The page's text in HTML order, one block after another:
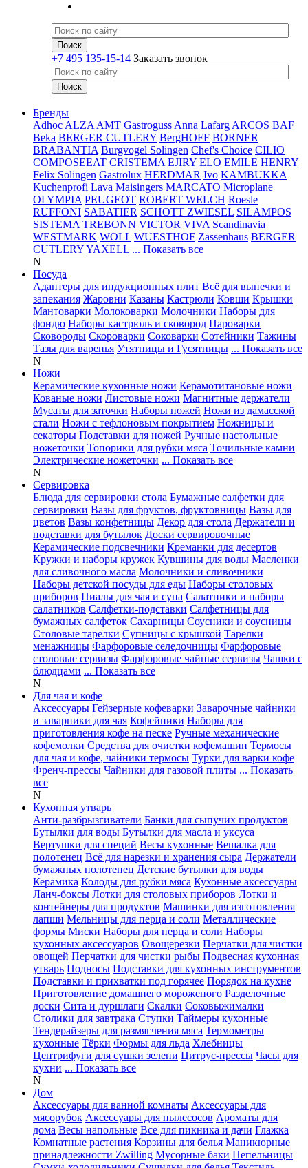
+7 495 135-15-14 Заказать звонок
Бренды
Adhoc ALZA AMT Gastroguss Anna Lafarg ARCOS BAF
Beka BERGER CUTLERY BergHOFF BORNER
BRABANTIA Burgvogel Solingen Chef's Choice CILIO
COMPOSEEAT CRISTEMA EJIRY ELO EMILE HENRY
Felix Solingen Gastrolux HERDMAR Ivo KAMBUKKA
Kuchenprofi Lava Maisingers MARCATO Microplane
OLYMPIA PEUGEOT ROBERT WELCH Roesle
RUFFONI SABATIER SCHOTT ZWIESEL SILAMPOS
SISTEMA TREBONN VICTOR VIVA Scandinavia
WESTMARK WOLL WUESTHOF Zassenhaus BERGER
CUTLERYYAXELL ... Показать все
N
Посуда
Адаптеры для индукционных плит Всё для выпечки и
запекания Жаровни Казаны Кастрюли Ковши Крышки
Мантоварки Молоковарки Молочники Наборы для
фондю Наборы кастрюль и сковород Пароварки
Сковороды Скороварки Соковарки Сотейники Тажины
Тазы для варенья Утятницы и Гусятницы ... Показать все
N
Ножи
Керамические кухонные ножи Керамотитановые ножи
Кованые ножи Листовые ножи Магнитные держатели
Мусаты для заточки Наборы ножей Ножи из дамасской
стали Ножи с тефлоновым покрытием Ножницы и
секаторы Подставки для ножей Ручные настольные
ножеточки Топорики для рубки мяса Точильные камни
Электрические ножеточки ... Показать все
N
Сервировка
Блюда для сервировки стола Бумажные салфетки для
сервировки Вазы для фруктов, фруктовницы Вазы для
цветов Вазы конфетницы Декор для стола Держатели и
подставки для бутылок Доски сервировочные
Керамические подсвечники Креманки для десертов
Кружки и наборы кружек Кувшины для воды Масленки
для сливочного масла Молочники и сливочники
Наборы детской посуды для еды Наборы столовых
приборов Пиалы для чая и супа Салатники и наборы
салатников Салфетки-подставки Салфетницы для
бумажных салфеток Сахарницы Соусники и соусницы
Столовые тарелки Супницы с крышкой Тарелки
менажницы Фарфоровые селедочницы Фарфоровые
столовые сервизы Фарфоровые чайные сервизы Чашки с
блюдцами ... Показать все
N
Для чая и кофе
Аксессуары Гейзерные кофеварки Заварочные чайники
и заварники для чая Кофейники Наборы для
приготовления кофе на песке Ручные механические
кофемолки Средства для очистки кофемашин Термосы
для чая и кофе, чайники термосы Турки для варки кофе
Френч-прессы Чайники для газовой плиты ... Показать
все
N
Кухонная утварь
Анти-разбрызгиватели Банки для сыпучих продуктов
Бутылки для воды Бутылки для масла и уксуса
Вертушки для специй Весы кухонные Вешалка для
полотенец Всё для нарезки и хранения сыра Держатели
бумажных полотенец Детские бутылки для воды
Керамика Колоды для рубки мяса Кухонные аксессуары
Ланч-боксы Лотки для столовых приборов Лотки и
контейнеры для продуктов Машинки для изготовления
лапши Мельницы для перца и соли Металлические
формы Миски Наборы для перца и соли Наборы
кухонных аксессуаров Овощерезки Перчатки для чистки
овощей Перчатки для чистки рыбы Подвесная кухонная
утварь Подносы Подставки для кухонных инструментов
Подставки и прихватки под горячее Порядок на кухне
Приготовление домашнего мороженого Разделочные
доски Сита и дуршлаги Скалки Соковыжималки
Столики для завтрака Ступки Таймеры кухонные
Тендерайзеры для размягчения мяса Термометры
кухонные Тёрки Формы для льда Хлебницы
Центрифуги для сушки зелени Цитрус-прессы Часы для
кухни ... Показать все
N
Дом
Аксессуары для ванной комнаты Аксессуары для
мясорубок Аксессуары для пылесосов Ароматы для
дома Весы напольные Все для пикника и дачи Глажка
Комнатные растения Корзины для белья Маникюрные
принадлежности Zwilling Мусорные баки Пепельницы